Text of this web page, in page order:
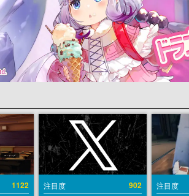
1122 注目度 902 注目度